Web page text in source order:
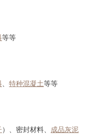
等等
、 特种混凝土等等
）、密封材料、 成品灰泥